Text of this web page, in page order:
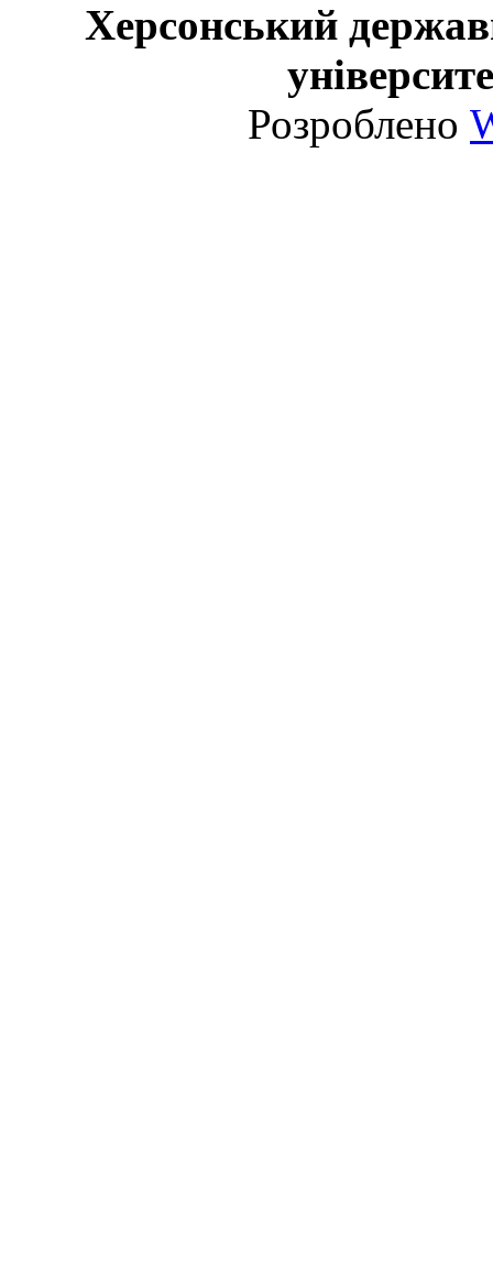
Херсонський
Розроблено